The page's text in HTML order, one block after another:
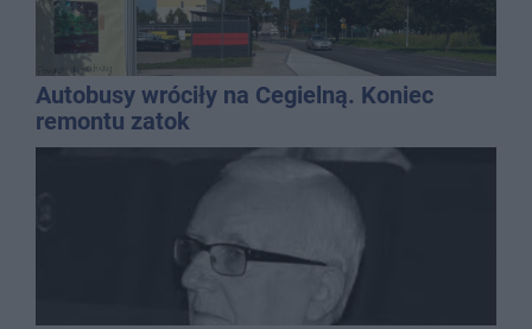
Autobusy wróciły na Cegielną. Koniec
remontu zatok